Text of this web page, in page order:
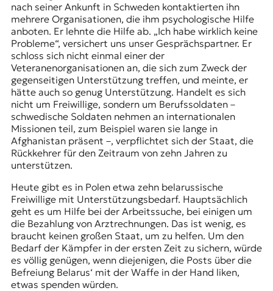
nach seiner Ankunft in Schweden kontaktierten ihn
mehrere Organisationen, die ihm psychologische Hilfe
anboten. Er lehnte die Hilfe ab. „Ich habe wirklich keine
Probleme“, versichert uns unser Gesprächspartner. Er
schloss sich nicht einmal einer der
Veteranenorganisationen an, die sich zum Zweck der
gegenseitigen Unterstützung treffen, und meinte, er
hätte auch so genug Unterstützung. Handelt es sich
nicht um Freiwillige, sondern um Berufssoldaten –
schwedische Soldaten nehmen an internationalen
Missionen teil, zum Beispiel waren sie lange in
Afghanistan präsent –, verpflichtet sich der Staat, die
Rückkehrer für den Zeitraum von zehn Jahren zu
unterstützen.
Heute gibt es in Polen etwa zehn belarussische
Freiwillige mit Unterstützungsbedarf. Hauptsächlich
geht es um Hilfe bei der Arbeitssuche, bei einigen um
die Bezahlung von Arztrechnungen. Das ist wenig, es
braucht keinen großen Staat, um zu helfen. Um den
Bedarf der Kämpfer in der ersten Zeit zu sichern, würde
es völlig genügen, wenn diejenigen, die Posts über die
Befreiung Belarus‘ mit der Waffe in der Hand liken,
etwas spenden würden.